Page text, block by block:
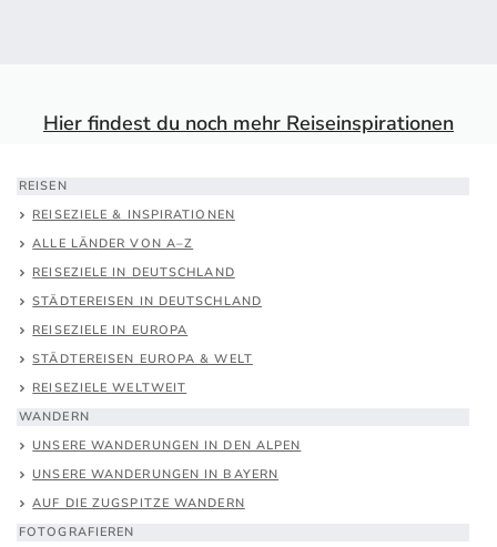
Hier findest du noch mehr Reiseinspirationen
REISEN
REISEZIELE & INSPIRATIONEN
ALLE LÄNDER VON A–Z
REISEZIELE IN DEUTSCHLAND
STÄDTEREISEN IN DEUTSCHLAND
REISEZIELE IN EUROPA
STÄDTEREISEN EUROPA & WELT
REISEZIELE WELTWEIT
WANDERN
UNSERE WANDERUNGEN IN DEN ALPEN
UNSERE WANDERUNGEN IN BAYERN
AUF DIE ZUGSPITZE WANDERN
FOTOGRAFIEREN